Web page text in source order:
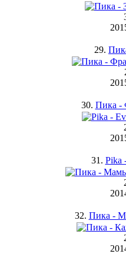
29.
30. Пика -
31. Pika
32. Пика -